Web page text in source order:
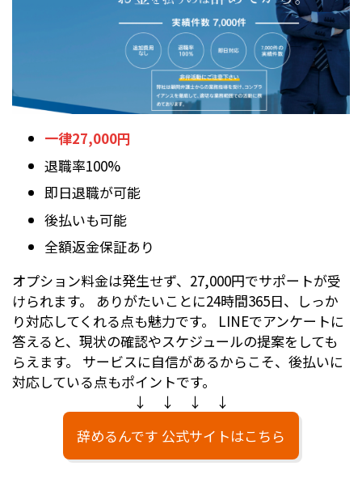
一律27,000円
退職率100%
即日退職が可能
後払いも可能
全額返金保証あり
オプション料金は発生せず、27,000円でサポートが受
けられます。 ありがたいことに24時間365日、しっか
り対応してくれる点も魅力です。 LINEでアンケートに
答えると、現状の確認やスケジュールの提案をしても
らえます。 サービスに自信があるからこそ、後払いに
対応している点もポイントです。
↓ ↓ ↓ ↓
辞めるんです 公式サイトはこちら